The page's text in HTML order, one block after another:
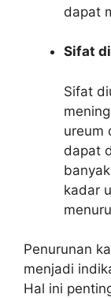
dapat
Sifat
Sifat
ureum
dapat
kadar
Penurunan
menjadi
Hal ini